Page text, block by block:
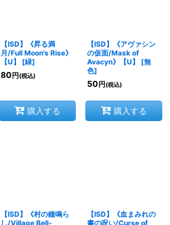
【ISD】《昇る満
月/Full Moon's Rise》
【U】
[緑]
80 円 (税込)
購入する
【ISD】《アヴァシン
の仮面/Mask of
Avacyn》【U】
[無
色]
50 円 (税込)
購入する
【ISD】《村の鐘鳴ら
し/Village Bell-
【ISD】《血まみれの
書の呪い/Curse of